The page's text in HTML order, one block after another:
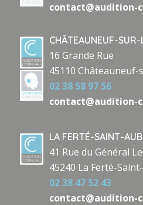
contact@audition-
CHÂTEAUNEUF-SUR-
16 Grande Rue
45110
02 38 58 97 56
contact@audition-
LA FERTÉ-SAINT-
41 Rue du Général
45240 La Ferté-
02 38 47 52 43
contact@audition-